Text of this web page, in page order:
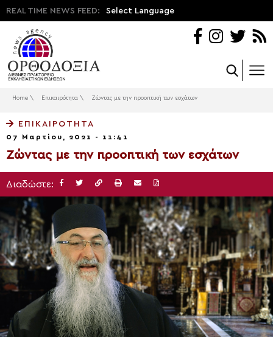
REAL TIME NEWS FEED: Select Language
Home \ Επικαιρότητα \ Ζώντας με την προοπτική των εσχάτων
ΕΠΙΚΑΙΡΌΤΗΤΑ
07 Μαρτίου, 2021 - 11:41
Ζώντας με την προοπτική των εσχάτων
Διαδώστε: